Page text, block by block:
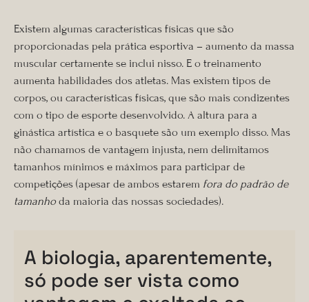
Existem algumas características físicas que são
proporcionadas pela prática esportiva – aumento da massa
muscular certamente se inclui nisso. E o treinamento
aumenta habilidades dos atletas. Mas existem tipos de
corpos, ou características físicas, que são mais condizentes
com o tipo de esporte desenvolvido. A altura para a
ginástica artística e o basquete são um exemplo disso. Mas
não chamamos de vantagem injusta, nem delimitamos
tamanhos mínimos e máximos para participar de
competições (apesar de ambos estarem fora do padrão de
tamanhoda maioria das nossas sociedades).
A biologia, aparentemente,
só pode ser vista como